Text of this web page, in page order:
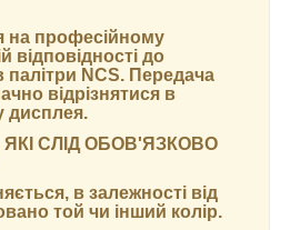
на професійному
відповідності до
палітри NCS. Передача
відрізнятися в
дисплея.
СЛІД ОБОВ'ЯЗКОВО
в залежності від
той чи інший колір.